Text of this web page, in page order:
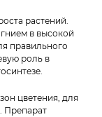
растений.
в высокой
правильного
роль в
цветения, для
Препарат